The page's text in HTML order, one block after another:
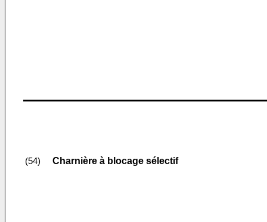
(54) Charnière à blocage sélectif